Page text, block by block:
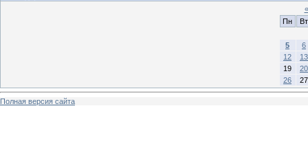
«
Пн
Вт
5
6
12
13
19
20
26
27
Полная версия сайта